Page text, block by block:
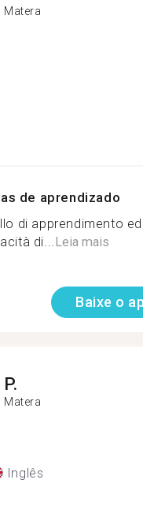
Matera
de aprendizado
di apprendimento
di...Leia mais
Baixe o
P.
Matera
Inglês